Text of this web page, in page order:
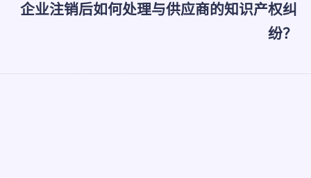
企业注销后如何处理与供应商的知识产权纠
纷？